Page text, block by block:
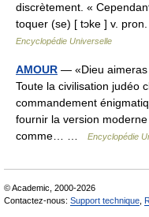
discrètement. «
toquer (se) [ tɔke ] v.
Encyclopédie Universelle
AMOUR — «Dieu aimeras
Toute la civilisation judéo
commandement
fournir la version moderne
comme… …
Encyclopédie
© Academic, 2000-2026
Contactez-nous: Support technique